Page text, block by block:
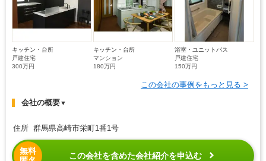
キッチン・台所
戸建住宅
300万円
キッチン・台所
マンション
180万円
浴室・ユニットバス
戸建住宅
150万円
この会社の事例をもっと見る >
会社の概要▼
住所 群馬県高崎市栄町1番1号
無料
この会社を含めた会社紹介を申込む